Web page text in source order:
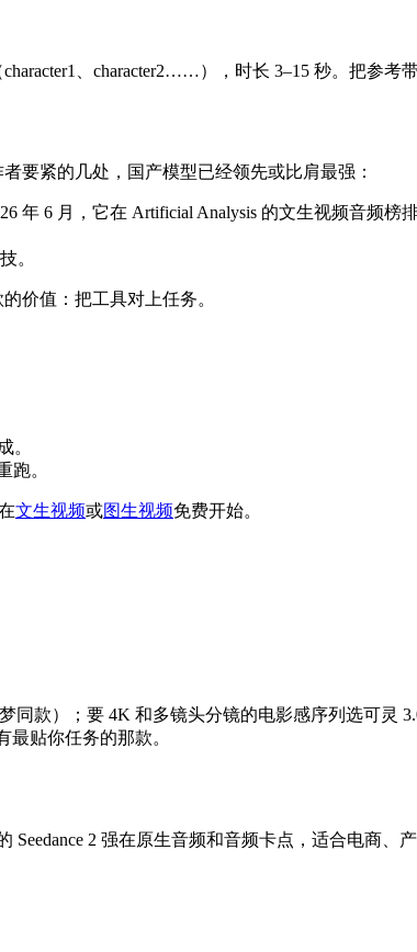
、character2……），时长 3–15 秒。把参考
要紧的几处，国产模型已经领先或比肩最强：
年 6 月，它在 Artificial Analysis 的文生视频音频榜排
。
价值：把工具对上任务。
。
跑。
文生视频或图生视频免费开始。
同款）；要 4K 和多镜头分镜的电影感序列选可灵
最贴你任务的那款。
2 强在原生音频和音频卡点，适合电商